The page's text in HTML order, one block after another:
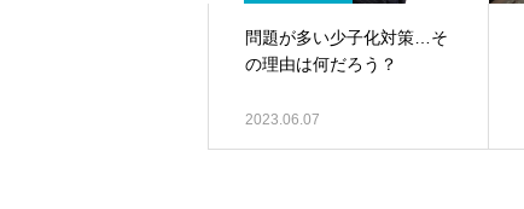
問題が多い少子化対策…そ
の理由は何だろう？
2023.06.07